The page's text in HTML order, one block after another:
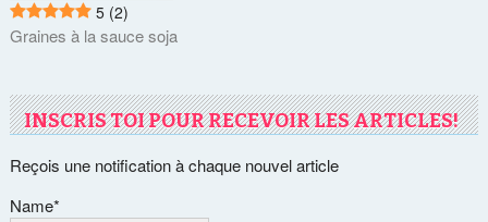
5 (2)
Graines à la sauce soja
INSCRIS TOI POUR RECEVOIR LES ARTICLES!
Reçois une notification à chaque nouvel article
Name*